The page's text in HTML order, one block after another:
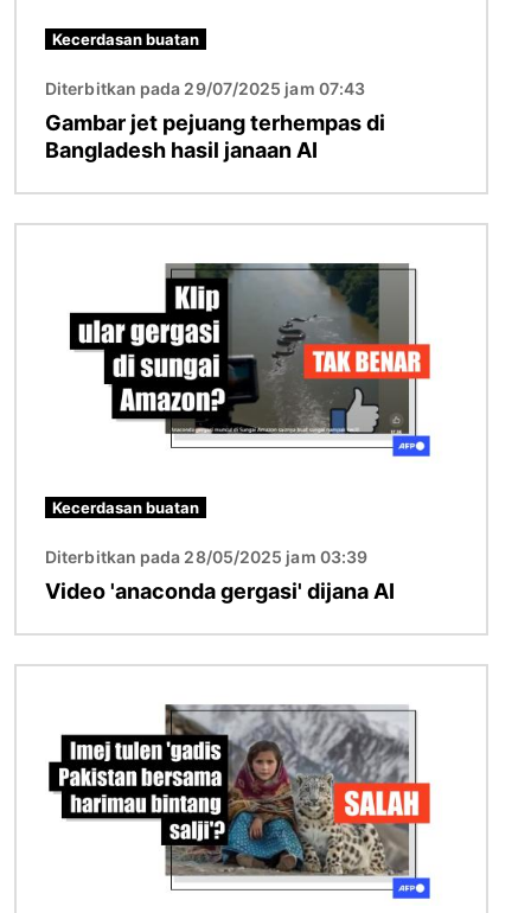
Kecerdasan buatan
Diterbitkan pada 29/07/2025 jam 07:43
Gambar jet pejuang terhempas di
Bangladesh hasil janaan AI
Kecerdasan buatan
Diterbitkan pada 28/05/2025 jam 03:39
Video 'anaconda gergasi' dijana AI